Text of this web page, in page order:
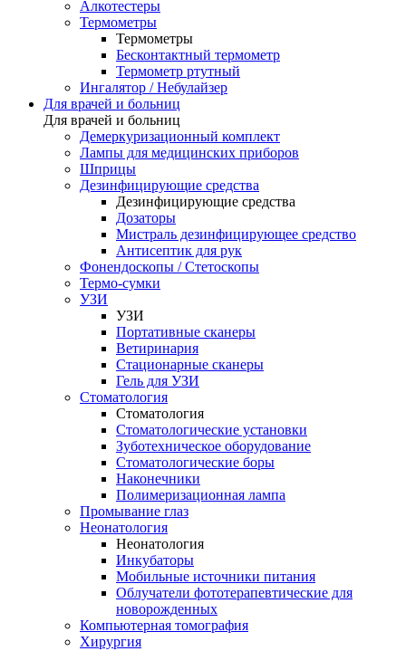
Алкотестеры
Термометры
Термометры
Бесконтактный термометр
Термометр ртутный
Ингалятор / Небулайзер
Для врачей и больниц
Для врачей и больниц
Демеркуризационный комплект
Лампы для медицинских приборов
Шприцы
Дезинфицирующие средства
Дезинфицирующие средства
Дозаторы
Мистраль дезинфицирующее средство
Антисептик для рук
Фонендоскопы / Стетоскопы
Термо-сумки
УЗИ
УЗИ
Портативные сканеры
Ветиринария
Стационарные сканеры
Гель для УЗИ
Стоматология
Стоматология
Стоматологические установки
Зуботехническое оборудование
Стоматологические боры
Наконечники
Полимеризационная лампа
Промывание глаз
Неонатология
Неонатология
Инкубаторы
Мобильные источники питания
Облучатели фототерапевтические для
новорожденных
Компьютерная томография
Хирургия